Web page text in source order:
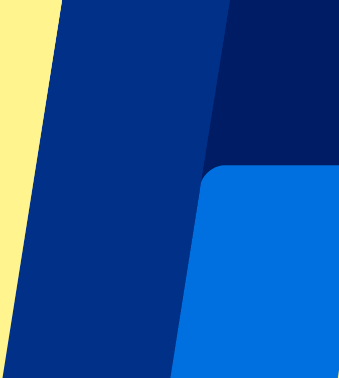
Footer menu
Grands clubs
Liverpool
Manchester United
Manchester City
FC Barcelona
Real Madrid
Napoli
AC Milan
Événements populaires
GP Espagne
GP Pays Bas
GP Italie
GP Singapour
Six Nations
Tous les sports
Championnats de football